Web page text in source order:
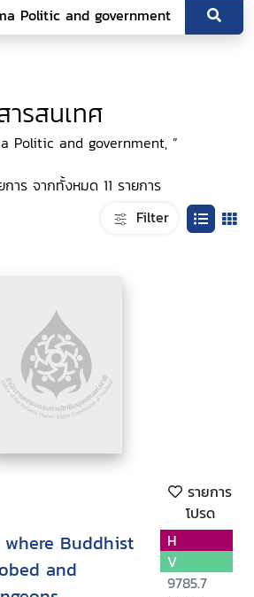
รสนเทศ
Politic and government, ”
าร จากทั้งหมด 11 รายการ
Filter
รายการ
โปรด
Buddhist
and
H
V
9785.7